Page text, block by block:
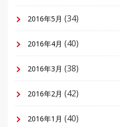
2016年5月 (34)
2016年4月 (40)
2016年3月 (38)
2016年2月 (42)
2016年1月 (40)